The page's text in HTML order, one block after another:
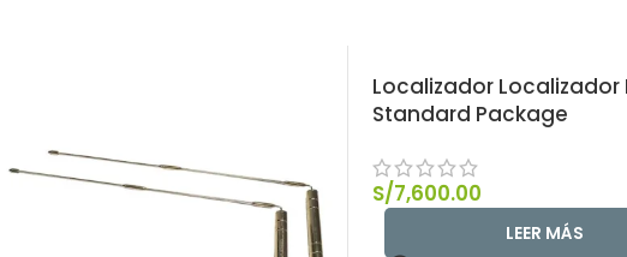
Localizador Localizador
Standard Package
S/7,600.00
LEER MÁS